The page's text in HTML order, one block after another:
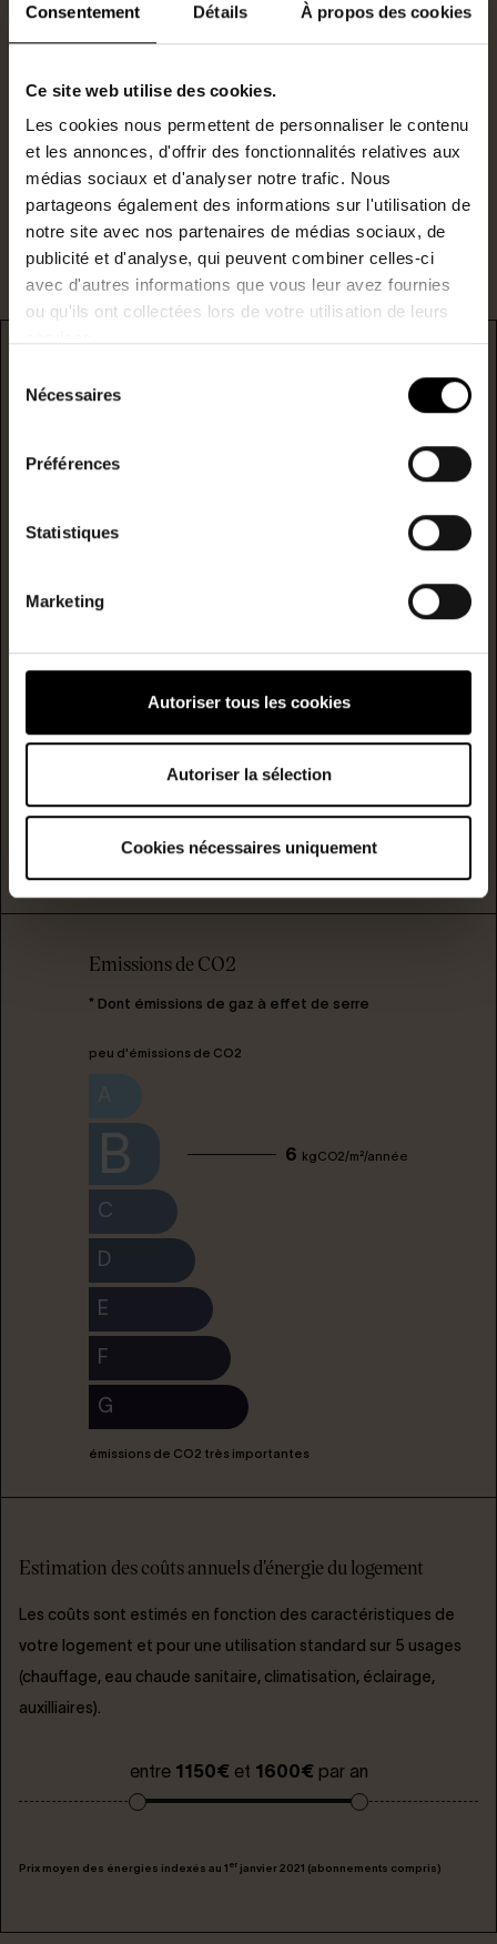
Consentement Détails À propos des cookies
Ce site web utilise des cookies.
Les cookies nous permettent de personnaliser le contenu
et les annonces, d'offrir des fonctionnalités relatives aux
médias sociaux et d'analyser notre trafic. Nous
partageons également des informations sur l'utilisation de
notre site avec nos partenaires de médias sociaux, de
publicité et d'analyse, qui peuvent combiner celles-ci
avec d'autres informations que vous leur avez fournies
ou qu'ils ont collectées lors de votre utilisation de leurs
Nécessaires
Préférences
Statistiques
Marketing
Autoriser tous les cookies
Autoriser la sélection
Cookies nécessaires uniquement
s.durand@lestoits.fr
Je suis intéressé par ce bien.
logement extrêmement performant
Consommation
(énergie
D
E
F
Emissions de CO2
* Dont émissions de gaz à effet de serre
peu d'émissions de CO2
B 6 kgCO2/m²/année
C
D
E
F
G
émissions de CO2 très importantes
Estimation des coûts annuels d'énergie du logement
Les coûts sont estimés en fonction des caractéristiques de
votre logement et pour une utilisation standard sur 5 usages
(chauffage, eau chaude sanitaire, climatisation, éclairage,
auxilliaires).
entre 1150€et 1600€par an
Prix moyen des énergies indexés au 1 er janvier 2021 (abonnements compris)